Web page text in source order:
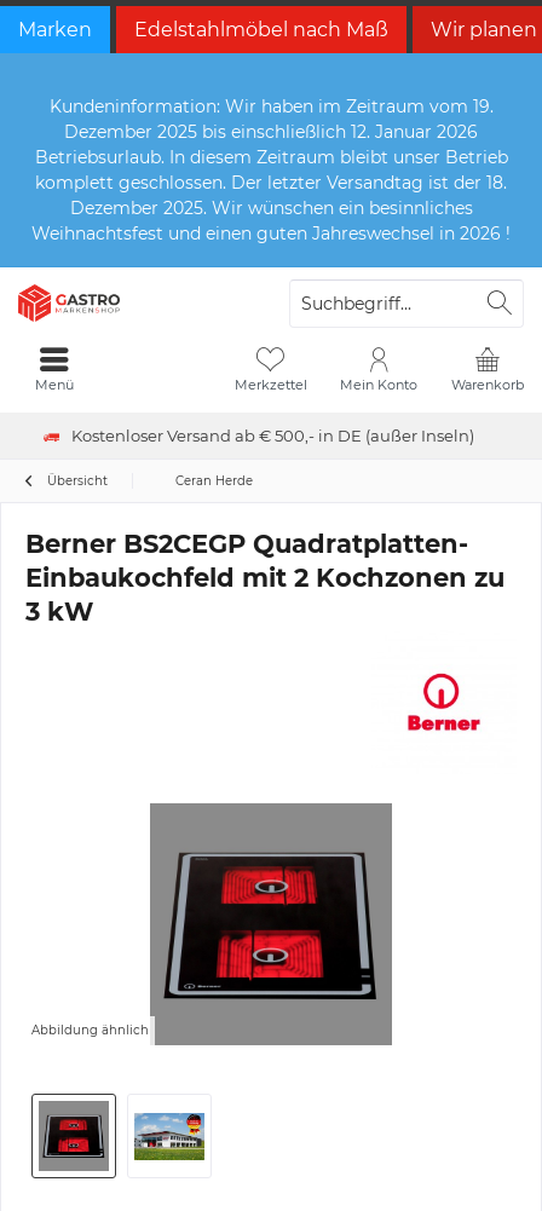
Marken Edelstahlmöbel nach Maß Wir planen
Kundeninformation: Wir haben im Zeitraum vom 19.
Dezember 2025 bis einschließlich 12. Januar 2026
Betriebsurlaub. In diesem Zeitraum bleibt unser Betrieb
komplett geschlossen. Der letzter Versandtag ist der 18.
Dezember 2025. Wir wünschen ein besinnliches
Weihnachtsfest und einen guten Jahreswechsel in 2026 !
Kostenloser Versand ab € 500,- in DE (außer Inseln)
Warenkorb
Merkzettel Mein Konto
Menü
Übersicht Ceran Herde
Berner BS2CEGP Quadratplatten-
Einbaukochfeld mit 2 Kochzonen zu
3 kW
Abbildung ähnlich